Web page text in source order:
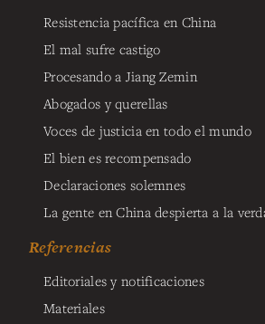
Resistencia pacífica en China
El mal sufre castigo
Procesando a Jiang Zemin
Abogados y querellas
Voces de justicia en todo el mundo
El bien es recompensado
Declaraciones solemnes
La gente en China despierta a la
Referencias
Editoriales y notificaciones
Materiales